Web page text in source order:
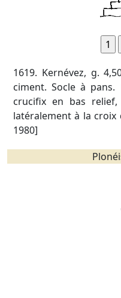
1619. Kernévez, g.
ciment. Socle à
crucifix en bas
latéralement à la croix
1980]